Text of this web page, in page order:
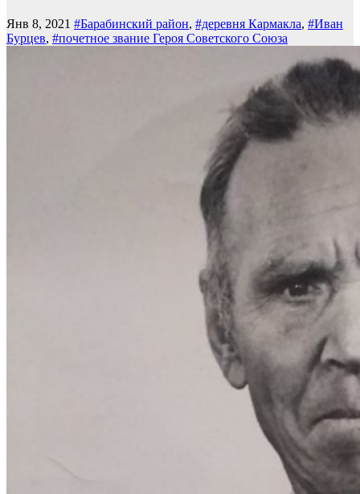
Янв 8, 2021 #Барабинский район, #деревня Кармакла, #Иван
Бурцев, #почетное звание Героя Советского Союза